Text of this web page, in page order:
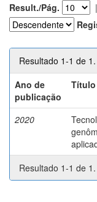
Result./Pág. |
Resultado 1-1 de 1.
Ano de
publicação
Título
2020
Resultado 1-1 de 1.